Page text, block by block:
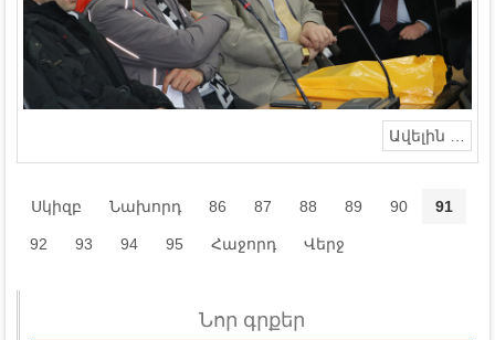
Ավելին …
Սկիզբ Նախորդ 86 87 88 89 90 91
92 93 94 95 Հաջորդ Վերջ
Նոր գրքեր